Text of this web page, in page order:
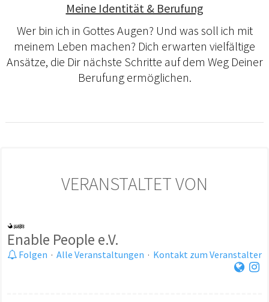
Meine Identität & Berufung
Wer bin ich in Gottes Augen? Und was soll ich mit
meinem Leben machen? Dich erwarten vielfältige
Ansätze, die Dir nächste Schritte auf dem Weg Deiner
Berufung ermöglichen.
VERANSTALTET VON
Enable People e.V.
Folgen · Alle Veranstaltungen · Kontakt zum Veranstalter